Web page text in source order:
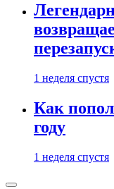
1 неделя спустя
Как
году
1 неделя спустя